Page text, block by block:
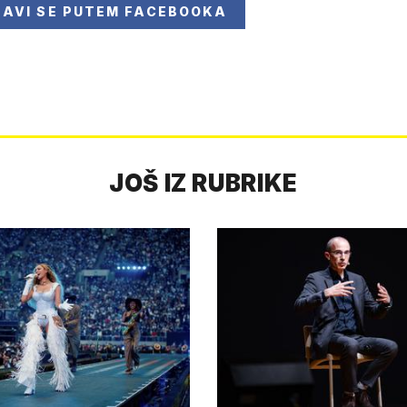
SE PUTEM FACEBOOKA
JOŠ IZ RUBRIKE